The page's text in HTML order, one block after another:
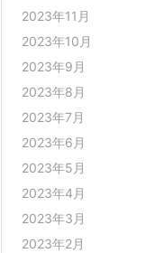
2023年11月
2023年10月
2023年9月
2023年8月
2023年7月
2023年6月
2023年5月
2023年4月
2023年3月
2023年2月